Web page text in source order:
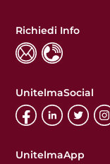
Richiedi Info
UnitelmaSocial
UnitelmaApp